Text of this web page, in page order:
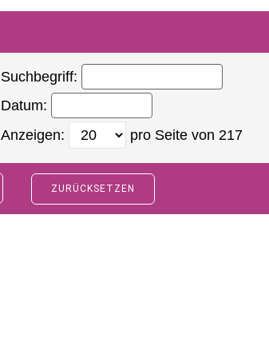
Suchbegriff:
Datum:
Anzeigen:
pro Seite von 217
ZURÜCKSETZEN